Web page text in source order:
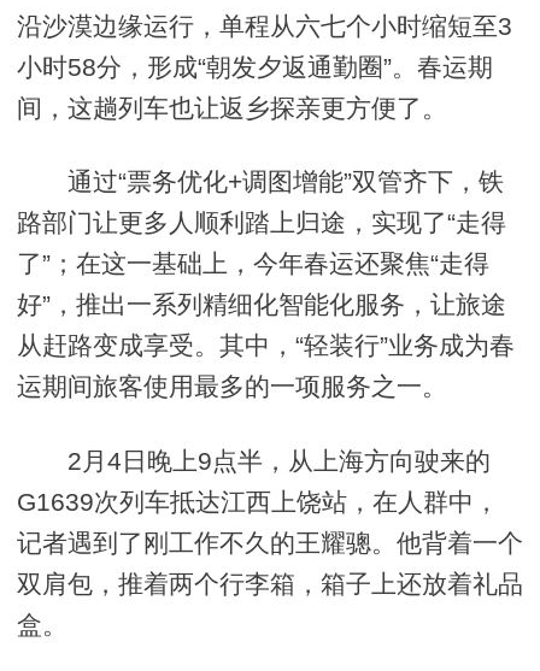
沿沙漠边缘运行，单程从六七个小时缩短至3
小时58分，形成“朝发夕返通勤圈”。春运期
间，这趟列车也让返乡探亲更方便了。
通过“票务优化+调图增能”双管齐下，铁
路部门让更多人顺利踏上归途，实现了“走得
了”；在这一基础上，今年春运还聚焦“走得
好”，推出一系列精细化智能化服务，让旅途
从赶路变成享受。其中，“轻装行”业务成为春
运期间旅客使用最多的一项服务之一。
2月4日晚上9点半，从上海方向驶来的
G1639次列车抵达江西上饶站，在人群中，
记者遇到了刚工作不久的王耀骢。他背着一个
双肩包，推着两个行李箱，箱子上还放着礼品
盒。